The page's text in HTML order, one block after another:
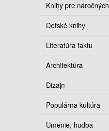
Knihy pre náročných
Detské knihy
Literatúra faktu
Architektúra
Dizajn
Populárna kultúra
Umenie, hudba